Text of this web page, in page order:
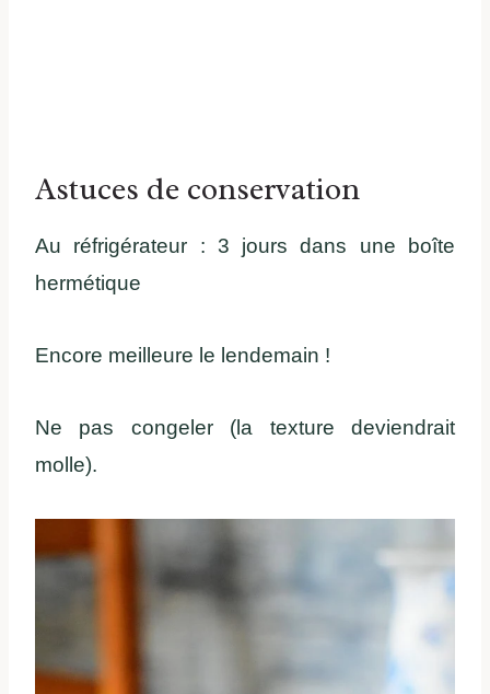
Astuces de conservation
Au réfrigérateur : 3 jours dans une boîte
hermétique
Encore meilleure le lendemain !
Ne pas congeler (la texture deviendrait
molle).